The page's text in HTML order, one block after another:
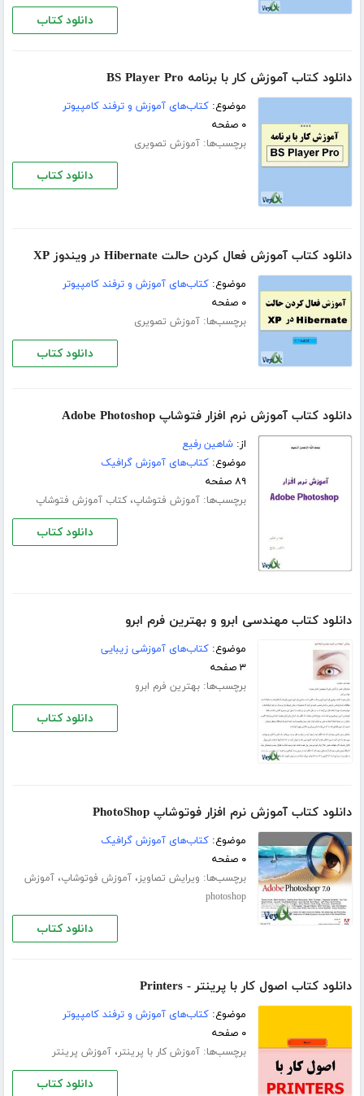
دانلود کتاب
دانلود کتاب آموزش کار با برنامه BS Player Pro
موضوع:کتاب‌های آموزش و ترفند کامپیوتر
۰ صفحه
برچسب‌ها:آموزش تصویری
دانلود کتاب
دانلود کتاب آموزش فعال کردن حالت Hibernate در ویندوز XP
موضوع:کتاب‌های آموزش و ترفند کامپیوتر
۰ صفحه
برچسب‌ها:آموزش تصویری
دانلود کتاب
دانلود کتاب آموزش نرم افزار فتوشاپ Adobe Photoshop
از:شاهین رفیع
موضوع:کتاب‌های آموزش گرافیک
۸۹ صفحه
برچسب‌ها:آموزش فتوشاپ،کتاب آموزش فتوشاپ
دانلود کتاب
دانلود کتاب مهندسی ابرو و بهترین فرم ابرو
موضوع:کتاب‌های آموزشی زیبایی
۳ صفحه
برچسب‌ها:بهترین فرم ابرو
دانلود کتاب
دانلود کتاب آموزش نرم افزار فوتوشاپ PhotoShop
موضوع:کتاب‌های آموزش گرافیک
۰ صفحه
برچسب‌ها: ویرایش تصاویز،آموزش فوتوشاپ،آموزش
photoshop
دانلود کتاب
دانلود کتاب اصول کار با پرینتر - Printers
موضوع:کتاب‌های آموزش و ترفند کامپیوتر
۰ صفحه
برچسب‌ها:آموزش کار با پرینتر،آموزش پرینتر
دانلود کتاب